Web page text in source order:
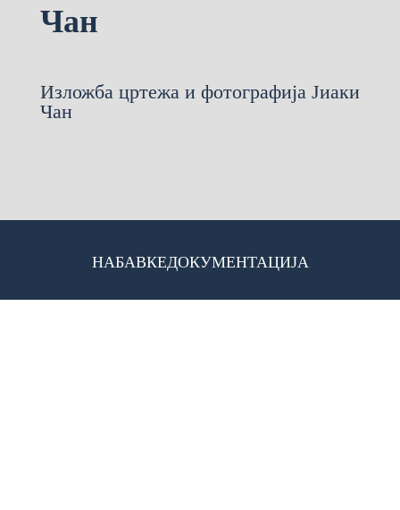
Чан
Изложба цртежа и фотографија Јиаки
Чан
НАБАВКЕДОКУМЕНТАЦИЈА